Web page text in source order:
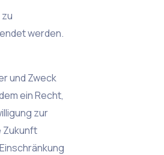
werden.
und Zweck
ein Recht,
zur
Zukunft